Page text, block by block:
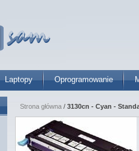
Laptopy Oprogramowanie
Strona główna / 3130cn - Cyan -